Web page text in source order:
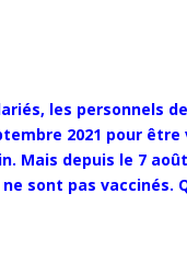
les personnels
2021 pour
Mais depuis le 7
sont pas vaccinés.